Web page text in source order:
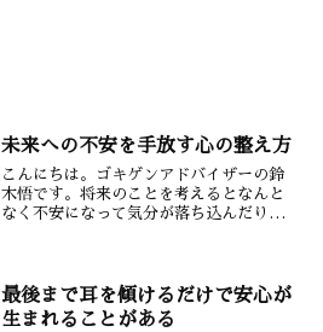
未来への不安を手放す心の整え方
こんにちは。ゴキゲンアドバイザーの鈴
木悟です。将来のことを考えるとなんと
なく不安になって気分が落ち込んだり行
ません。今回は未来への不...
最後まで耳を傾けるだけで安心が
生まれることがある